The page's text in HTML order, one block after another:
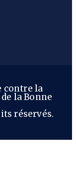
contre la
la Bonne
réservés.